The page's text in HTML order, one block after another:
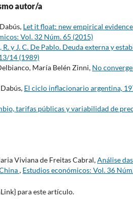
autor/a
Let it float: new empirical
Vol. 32 Núm. 65 (2015)
R. y J. C. De Pablo. Deuda externa y
14 (1989)
María Belén Zinni, No
El ciclo inflacionario argentina,
tarifas públicas y variabilidad de
Viviana de Freitas Cabral,Análise
, Estudios económicos: Vol. 36
para este artículo.